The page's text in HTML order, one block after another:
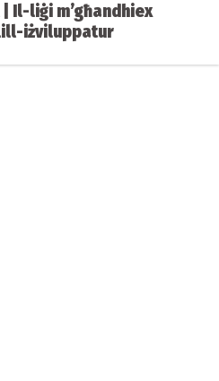
Il-liġi m’għandhiex
iżviluppatur